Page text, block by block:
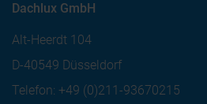
Dachlux GmbH
Alt-Heerdt 104
D-40549 Düsseldorf
Telefon: +49 (0)211-93670215